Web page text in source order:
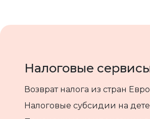
Налоговые
Возврат налога из стран
Налоговые субсидии на